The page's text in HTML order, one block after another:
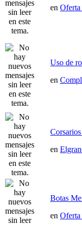
en Oferta
Uso de
en
en
Botas
en Oferta